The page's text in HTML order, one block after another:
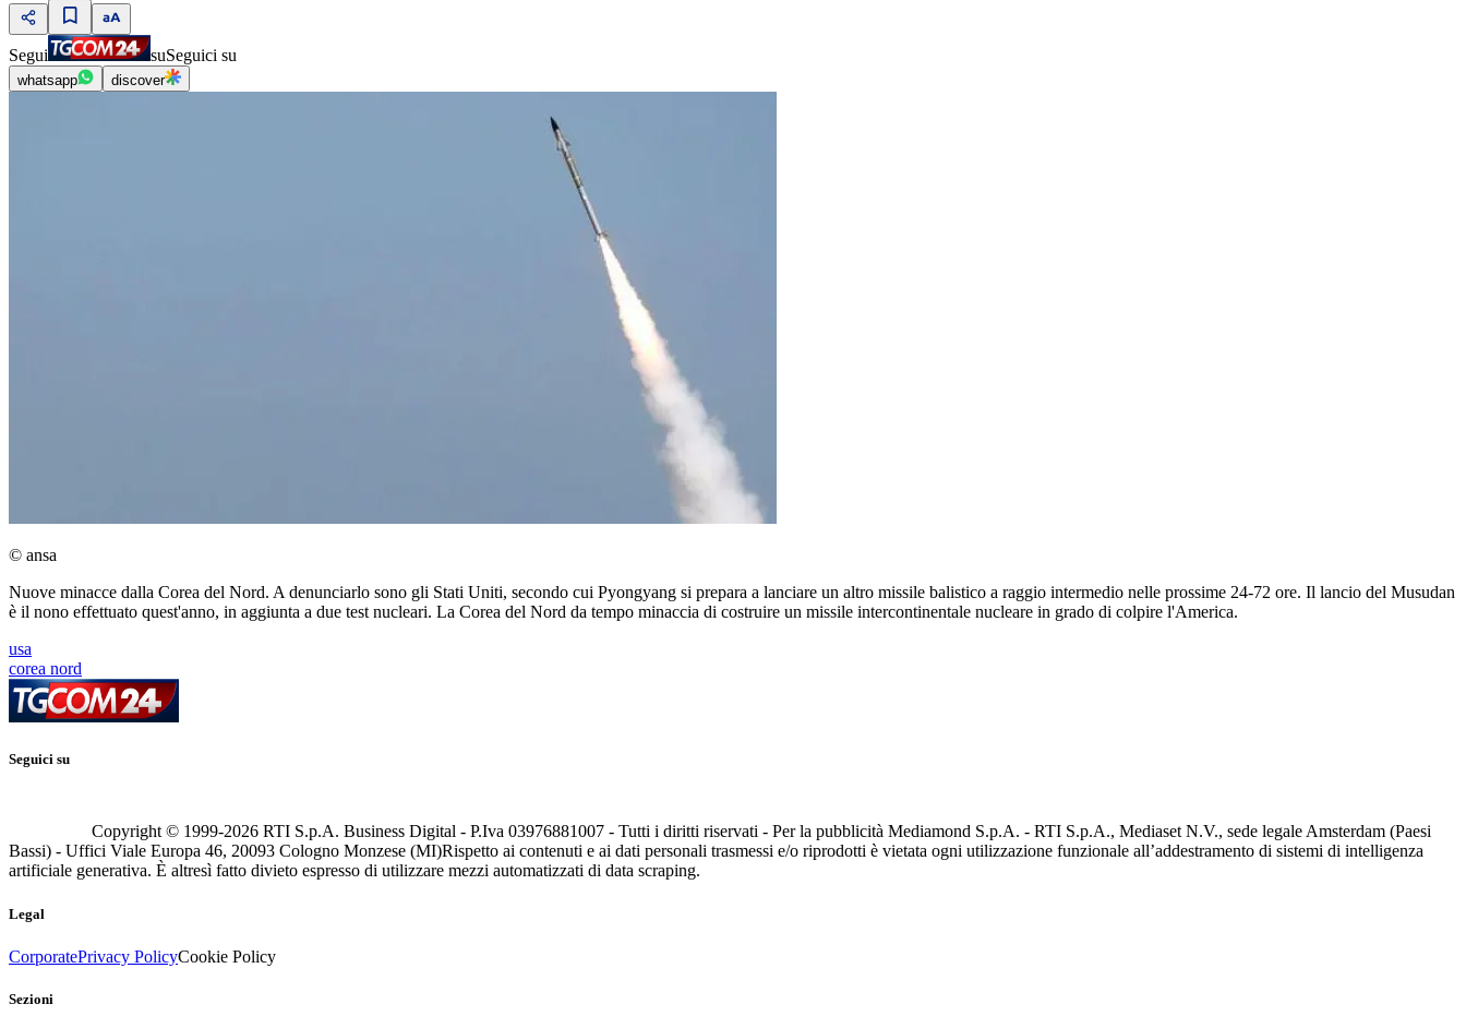
Segui suSeguici su
whatsapp discover
© ansa
Nuove minacce dalla Corea del Nord. A denunciarlo sono gli Stati Uniti, secondo cui Pyongyang si prepara a lanciare un altro missile balistico a raggio intermedio nelle prossime 24-72 ore. Il lancio del Musudan
è il nono effettuato quest'anno, in aggiunta a due test nucleari. La Corea del Nord da tempo minaccia di costruire un missile intercontinentale nucleare in grado di colpire l'America.
usa
corea nord
Seguici su
Copyright © 1999-2026 RTI S.p.A. Business Digital - P.Iva 03976881007 - Tutti i diritti riservati - Per la pubblicità Mediamond S.p.A. - RTI S.p.A., Mediaset N.V., sede legale Amsterdam (Paesi
Bassi) - Uffici Viale Europa 46, 20093 Cologno Monzese (MI)Rispetto ai contenuti e ai dati personali trasmessi e/o riprodotti è vietata ogni utilizzazione funzionale all’addestramento di sistemi di intelligenza
artificiale generativa. È altresì fatto divieto espresso di utilizzare mezzi automatizzati di data scraping.
Legal
CorporatePrivacy PolicyCookie Policy
Sezioni